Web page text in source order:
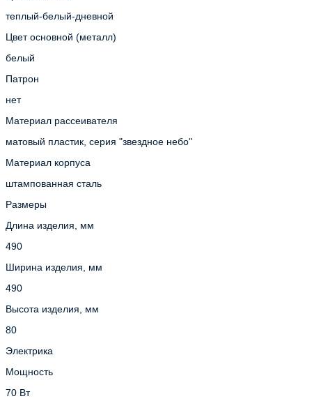
теплый-белый-дневной
Цвет основной (металл)
белый
Патрон
нет
Материал рассеивателя
матовый пластик, серия "звездное небо"
Материал корпуса
штампованная сталь
Размеры
Длина изделия, мм
490
Ширина изделия, мм
490
Высота изделия, мм
80
Электрика
Мощность
70 Вт